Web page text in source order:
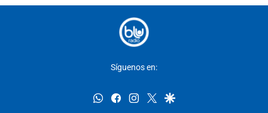
Síguenos en:
whatsappfacebookinstagram
twittergoogle